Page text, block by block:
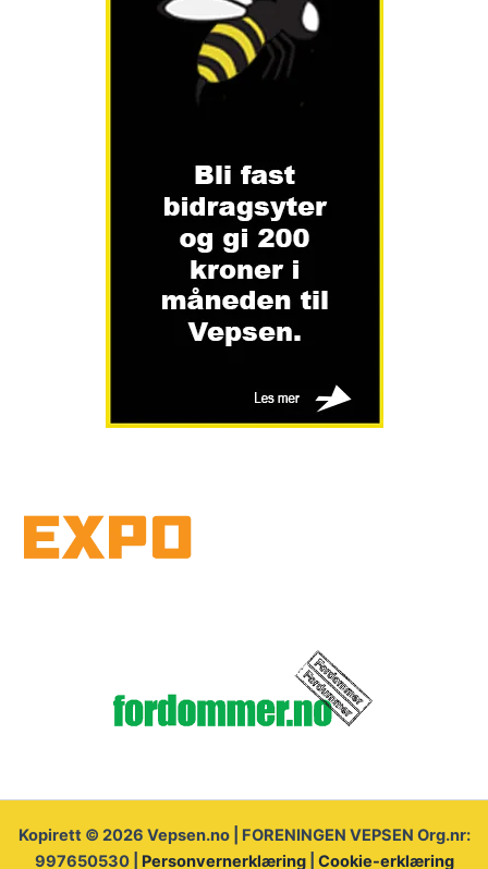
Kopirett © 2026 Vepsen.no | FORENINGEN VEPSEN Org.nr:
997650530 |
Personvernerklæring| Cookie-erklæring